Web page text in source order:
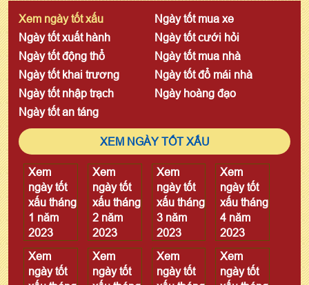
Xem ngày tốt xấu
Ngày tốt mua xe
Ngày tốt xuất hành
Ngày tốt cưới hỏi
Ngày tốt động thổ
Ngày tốt mua nhà
Ngày tốt khai trương
Ngày tốt đổ mái nhà
Ngày tốt nhập trạch
Ngày hoàng đạo
Ngày tốt an táng
XEM NGÀY TỐT XẤU
Xem
ngày tốt
xấu tháng
1 năm
2023
Xem
ngày tốt
xấu tháng
2 năm
2023
Xem
ngày tốt
xấu tháng
3 năm
2023
Xem
ngày tốt
xấu tháng
4 năm
2023
Xem
ngày tốt
Xem
ngày tốt
Xem
ngày tốt
Xem
ngày tốt